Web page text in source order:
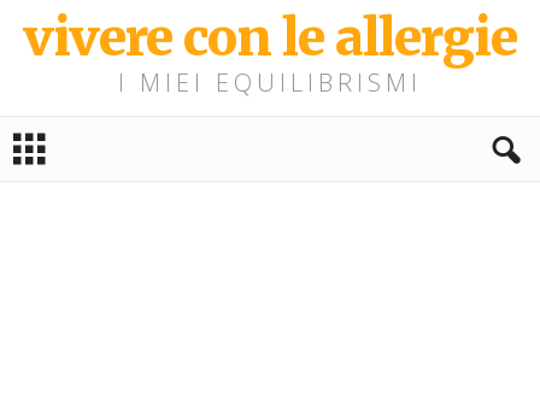
vivere con le allergie
I MIEI EQUILIBRISMI